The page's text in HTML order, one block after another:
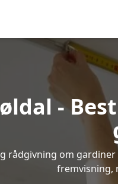
-
om
fremvisning,